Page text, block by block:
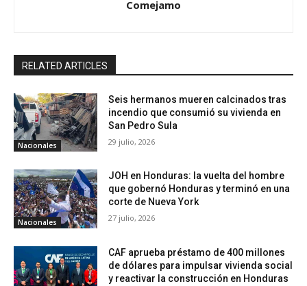
Comejamo
RELATED ARTICLES
Nacionales
Seis hermanos mueren calcinados tras
incendio que consumió su vivienda en
San Pedro Sula
29 julio, 2026
Nacionales
JOH en Honduras: la vuelta del hombre
que gobernó Honduras y terminó en una
corte de Nueva York
27 julio, 2026
CAF aprueba préstamo de 400 millones
de dólares para impulsar vivienda social
y reactivar la construcción en Honduras